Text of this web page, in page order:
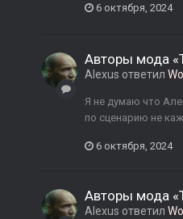
6 октября, 2024
Авторы мода
Alexus ответил
Я не думаю что
по сценарию не
6 октября, 2024
Авторы мода
Alexus ответил